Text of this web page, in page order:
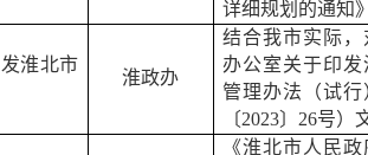
详细规划的通知
淮北市
淮政办
结合我市实际
办公室关于印
管理办法（试
〔2023〕 26号）
《淮北市人民